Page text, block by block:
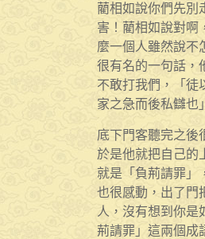
藺相如說你們先別
害！藺相如說對啊
麼一個人雖然說不
很有名的一句話，
不敢打我們，「徒
家之急而後私讎也
底下門客聽完之後
於是他就把自己的
就是「負荊請罪」
也很感動，出了門
人，沒有想到你是
荊請罪」這兩個成